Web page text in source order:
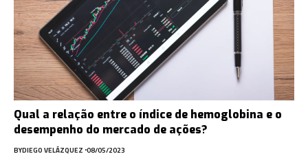
Qual a relação entre o índice de hemoglobina e o
desempenho do mercado de ações?
BYDIEGO VELÁZQUEZ 08/05/2023